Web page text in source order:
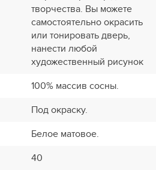
творчества. Вы можете
самостоятельно окрасить
или тонировать дверь,
нанести любой
художественный рисунок
100% массив сосны.
Под окраску.
Белое матовое.
40